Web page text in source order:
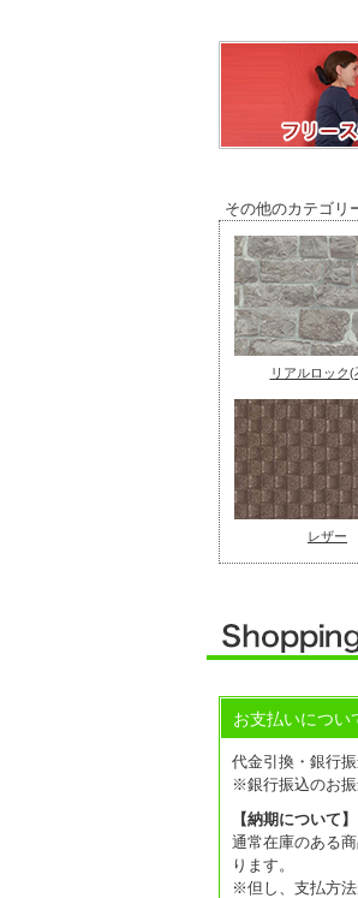
その他のカテゴリ
リアルロック(
レザー
お支払いについ
代金引換・銀行
※銀行振込のお振
【納期について】
通常在庫のある
ります。
※但し、支払方法